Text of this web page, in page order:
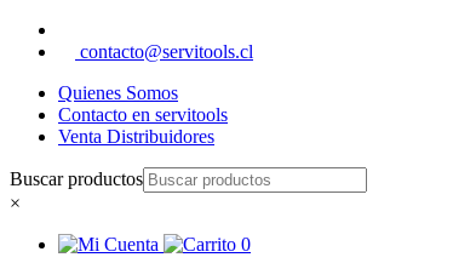
contacto@servitools.cl
Quienes Somos
Contacto en servitools
Venta Distribuidores
Buscar productos
×
0